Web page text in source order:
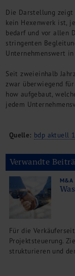
Die Darstellung zeigt
kein Hexenwerk ist,
bedarf und vor allen
stringenten
Unternehmenswert
Seit zweieinhalb
zwar überwiegend
how aufgebaut,
jedem
Quelle: bdp aktuell
Verwandte
M&A
Für die
Projektsteuerung.
strukturieren und